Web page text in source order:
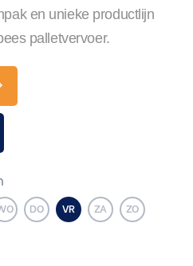
en unieke productlijn
palletvervoer.
DO VR ZA ZO